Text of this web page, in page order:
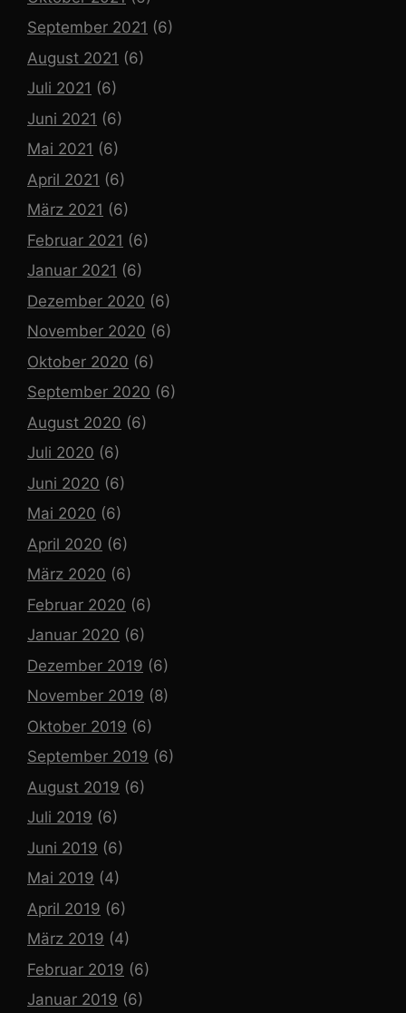
September 2021 (6)
August 2021 (6)
Juli 2021 (6)
Juni 2021 (6)
Mai 2021 (6)
April 2021 (6)
März 2021 (6)
Februar 2021 (6)
Januar 2021 (6)
Dezember 2020 (6)
November 2020 (6)
Oktober 2020 (6)
September 2020 (6)
August 2020 (6)
Juli 2020 (6)
Juni 2020 (6)
Mai 2020 (6)
April 2020 (6)
März 2020 (6)
Februar 2020 (6)
Januar 2020 (6)
Dezember 2019 (6)
November 2019 (8)
Oktober 2019 (6)
September 2019 (6)
August 2019 (6)
Juli 2019 (6)
Juni 2019 (6)
Mai 2019 (4)
April 2019 (6)
März 2019 (4)
Februar 2019 (6)
Januar 2019 (6)